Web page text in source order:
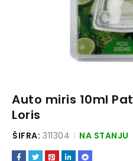
Auto miris 10ml
Loris
ŠIFRA: 311304 NA STANJU